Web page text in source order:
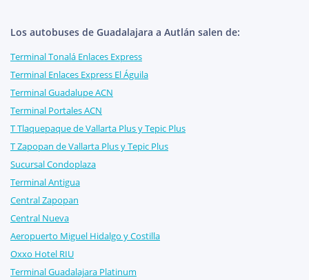
Los autobuses de Guadalajara a Autlán salen de:
Terminal Tonalá Enlaces Express
Terminal Enlaces Express El Águila
Terminal Guadalupe ACN
Terminal Portales ACN
T Tlaquepaque de Vallarta Plus y Tepic Plus
T Zapopan de Vallarta Plus y Tepic Plus
Sucursal Condoplaza
Terminal Antigua
Central Zapopan
Central Nueva
Aeropuerto Miguel Hidalgo y Costilla
Oxxo Hotel RIU
Terminal Guadalajara Platinum